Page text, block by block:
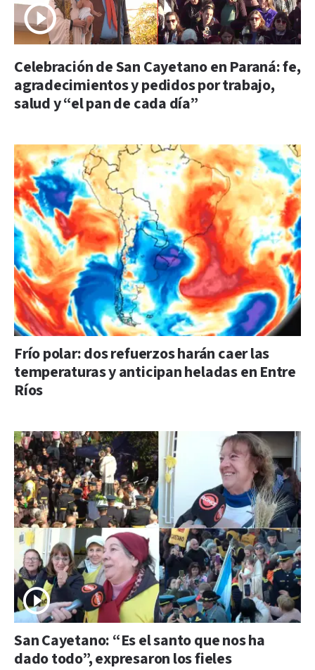
Celebración de San Cayetano en Paraná: fe,
agradecimientos y pedidos por trabajo,
salud y “el pan de cada día”
Frío polar: dos refuerzos harán caer las
temperaturas y anticipan heladas en Entre
Ríos
San Cayetano: “Es el santo que nos ha
dado todo”, expresaron los fieles